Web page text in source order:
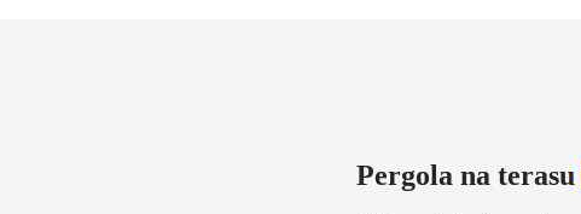
Pergola na terasu